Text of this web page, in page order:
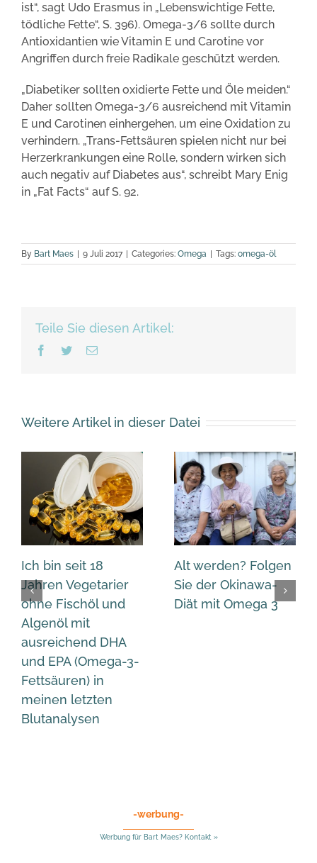
ist“, sagt Udo Erasmus in „Lebenswichtige Fette,
tödliche Fette“, S. 396). Omega-3/6 sollte durch
Antioxidantien wie Vitamin E und Carotine vor
Angriffen durch freie Radikale geschützt werden.
„Diabetiker sollten oxidierte Fette und Öle meiden.“
Daher sollten Omega-3/6 ausreichend mit Vitamin
E und Carotinen einhergehen, um eine Oxidation zu
verhindern. „Trans-Fettsäuren spielen nicht nur bei
Herzerkrankungen eine Rolle, sondern wirken sich
auch negativ auf Diabetes aus“, schreibt Mary Enig
in „Fat Facts“ auf S. 92.
By Bart Maes 9 Juli 2017 Categories: Omega Tags: omega-öl
Teile Sie diesen Artikel:
Facebook
TwitterEmail
Weitere Artikel in dieser Datei
Ich bin seit 18
Jahren Vegetarier
ohne Fischöl und
Algenöl mit
ausreichend DHA
und EPA (Omega-3-
Fettsäuren) in
meinen letzten
Blutanalysen
Alt werden? Folgen
Sie der Okinawa-
Diät mit Omega 3
-werbung-
Werbung für Bart Maes? Kontakt »